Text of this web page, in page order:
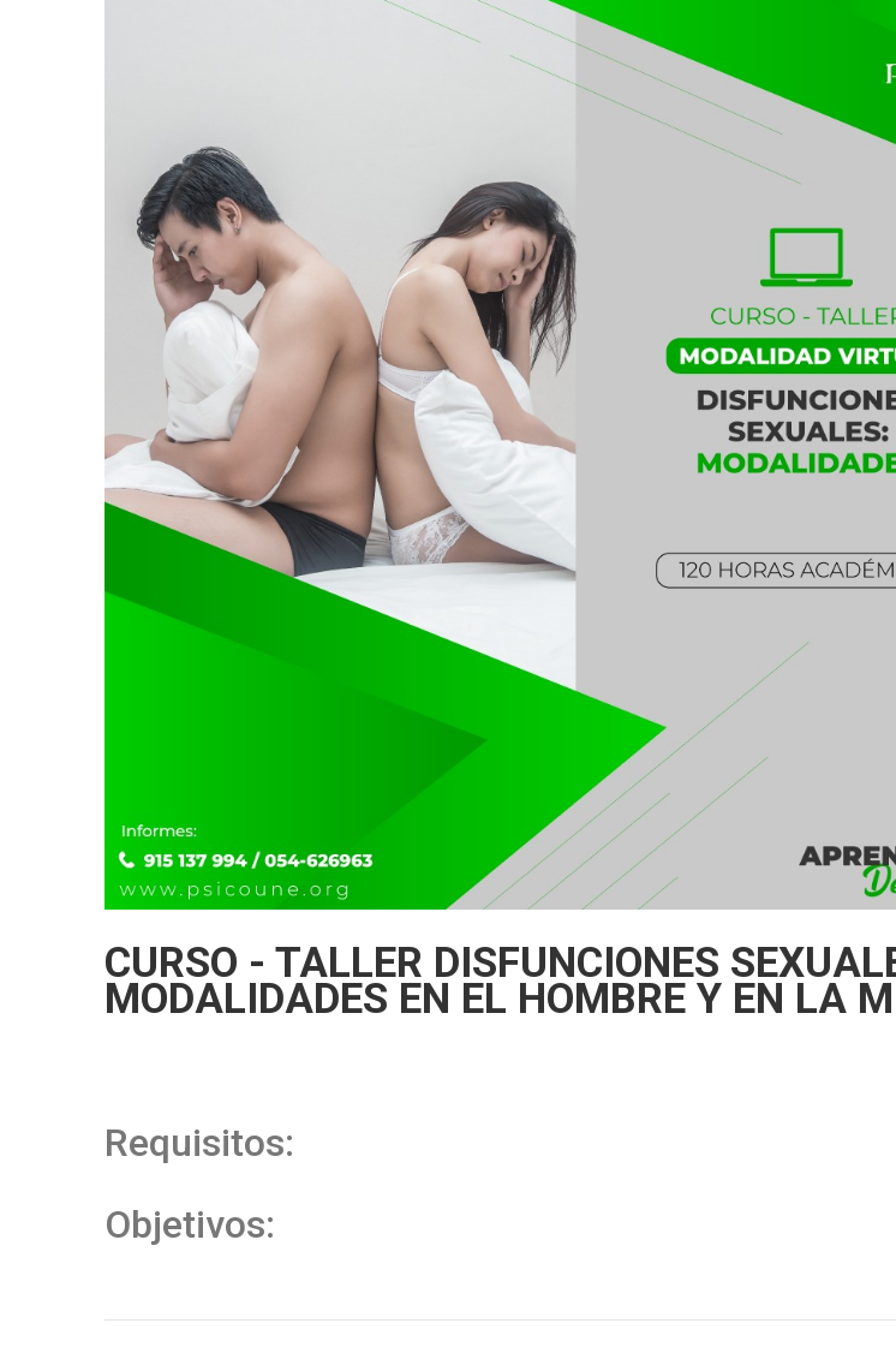
CURSO - TALLER DISFUNCIONES
MODALIDADES EN EL HOMBRE Y EN LA
Requisitos:
Objetivos: